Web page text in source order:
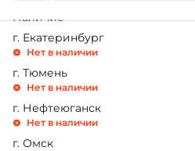
Наличие
г. Екатеринбург
Нет в наличии
г. Тюмень
Нет в наличии
г. Нефтеюганск
Нет в наличии
г. Омск